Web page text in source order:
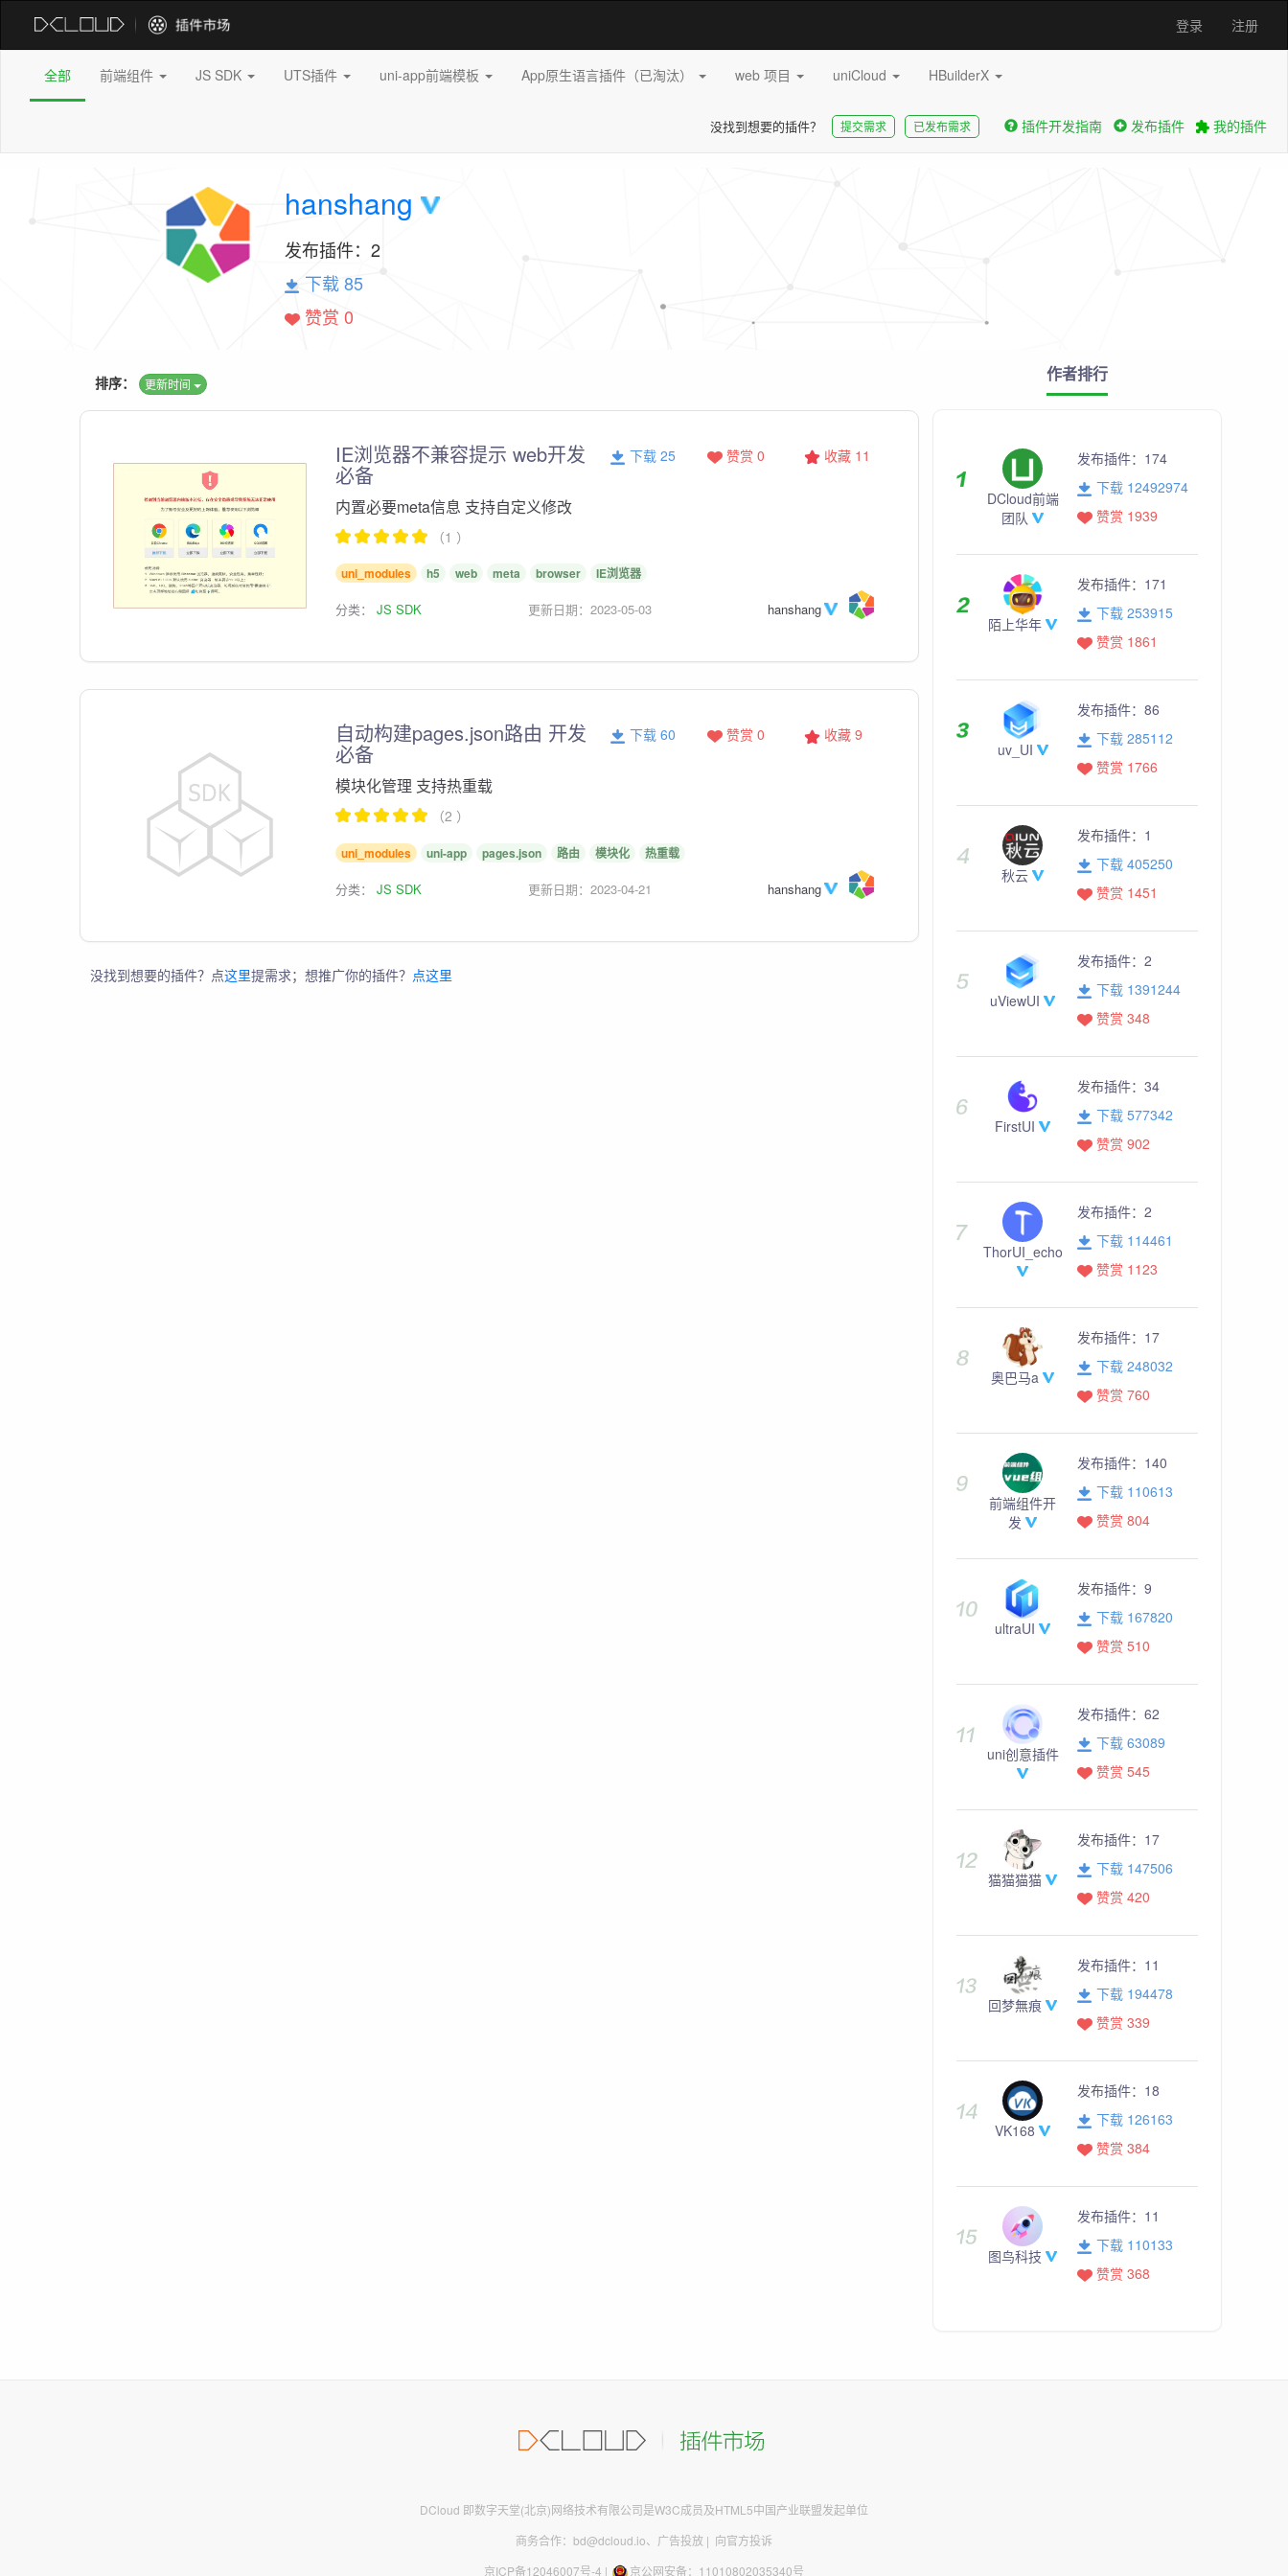
登录 注册
全部 前端组件 JS SDK UTS插件 uni-app前端模板 App原生语言插件（已淘汰） web 项目 uniCloud HBuilderX
没找到想要的插件？ 提交需求 已发布需求 插件开发指南 发布插件 我的插件
hanshang
发布插件： 2
下载 85
赞赏 0
排序： 更新时间
IE浏览器不兼容提示 web开发
必备
收藏 11
赞赏 0
下载 25
内置必要meta信息 支持自定义修改
（1 ）
uni_modules h5 web meta browser IE浏览器
分类： JS SDK 更新日期：2023-05-03 hanshang
自动构建pages.json路由 开发
必备
收藏 9
赞赏 0
下载 60
模块化管理 支持热重载
（2 ）
uni_modules uni-app pages.json 路由 模块化 热重载
分类： JS SDK 更新日期：2023-04-21 hanshang
没找到想要的插件？点这里提需求；想推广你的插件？ 点这里
作者排行
DCloud前端
团队
发布插件： 174
下载 12492974
赞赏 1939
陌上华年
发布插件： 171
下载 253915
赞赏 1861
uv_UI
发布插件： 86
下载 285112
赞赏 1766
秋云
发布插件： 1
下载 405250
赞赏 1451
uViewUI
发布插件： 2
下载 1391244
赞赏 348
FirstUI
发布插件： 34
下载 577342
赞赏 902
ThorUI_echo
发布插件： 2
下载 114461
赞赏 1123
奥巴马a
发布插件： 17
下载 248032
赞赏 760
前端组件开
发
发布插件： 140
下载 110613
赞赏 804
ultraUI
发布插件： 9
下载 167820
赞赏 510
uni创意插件
发布插件： 62
下载 63089
赞赏 545
猫猫猫猫
发布插件： 17
下载 147506
赞赏 420
回梦無痕
发布插件： 11
下载 194478
赞赏 339
VK168
发布插件： 18
下载 126163
赞赏 384
图鸟科技
发布插件： 11
下载 110133
赞赏 368
DCloud 即数字天堂(北京)网络技术有限公司是W3C成员及HTML5中国产业联盟发起单位
商务合作：bd@dcloud.io、 广告投放 | 向官方投诉
京ICP备12046007号-4 | 京公网安备：11010802035340号